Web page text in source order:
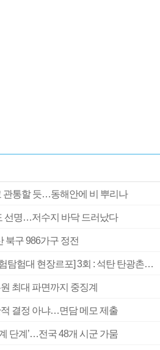
관통할 듯…동해안에 비 뿌리나
선명…저수지 바닥 드러났다
북구 986가구 정전
[2026 부산청소년극지체험탐험대 현장르포] 3회 : 석탄 탄광촌에서 북극 연구의 중심지로
최대 파면까지 중징계
결정 아냐…면담 메모 제출
단계’…전국 48개 시군 가뭄